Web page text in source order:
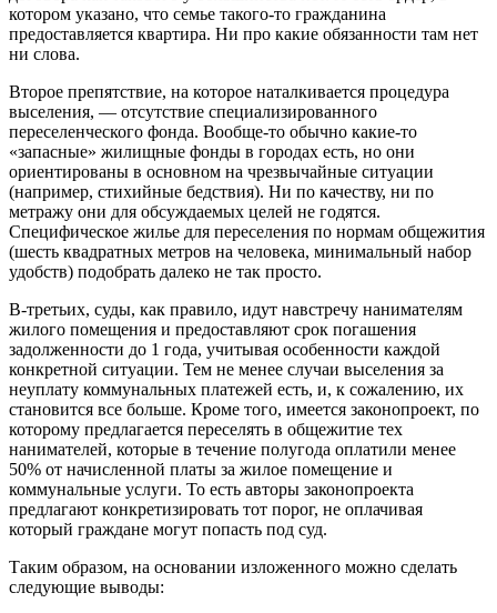
котором указано, что семье такого-то гражданина
предоставляется квартира. Ни про какие обязанности там нет
ни слова.
Второе препятствие, на которое наталкивается процедура
выселения, — отсутствие специализированного
переселенческого фонда. Вообще-то обычно какие-то
«запасные» жилищные фонды в городах есть, но они
ориентированы в основном на чрезвычайные ситуации
(например, стихийные бедствия). Ни по качеству, ни по
метражу они для обсуждаемых целей не годятся.
Специфическое жилье для переселения по нормам общежития
(шесть квадратных метров на человека, минимальный набор
удобств) подобрать далеко не так просто.
В-третьих, суды, как правило, идут навстречу нанимателям
жилого помещения и предоставляют срок погашения
задолженности до 1 года, учитывая особенности каждой
конкретной ситуации. Тем не менее случаи выселения за
неуплату коммунальных платежей есть, и, к сожалению, их
становится все больше. Кроме того, имеется законопроект, по
которому предлагается переселять в общежитие тех
нанимателей, которые в течение полугода оплатили менее
50% от начисленной платы за жилое помещение и
коммунальные услуги. То есть авторы законопроекта
предлагают конкретизировать тот порог, не оплачивая
который граждане могут попасть под суд.
Таким образом, на основании изложенного можно сделать
следующие выводы: